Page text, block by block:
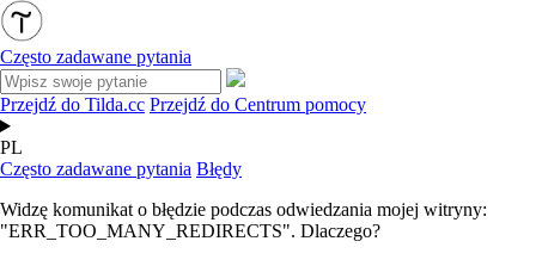
Często zadawane pytania
Przejdź do Tilda.cc Przejdź do Centrum pomocy
PL
Często zadawane pytania Błędy
Widzę komunikat o błędzie podczas odwiedzania mojej witryny:
"ERR_TOO_MANY_REDIRECTS". Dlaczego?